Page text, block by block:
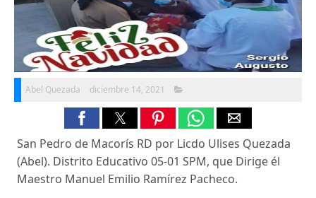
Abel Quezada diciembre 14, 2021
San Pedro de Macorís RD por Licdo Ulises Quezada
(Abel). Distrito Educativo 05-01 SPM, que Dirige él
Maestro Manuel Emilio Ramírez Pacheco.